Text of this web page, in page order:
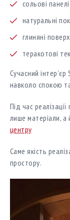
сольові панелі
натуральні
глиняні
теракотові
Сучасний
навколо спокою
Під час
лише матеріали, а
центру
Саме якість
простору.